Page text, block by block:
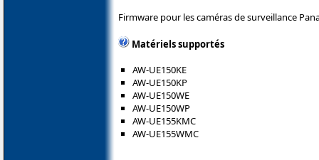
Firmware pour les caméras de surveillance
Matériels supportés
AW-UE150KE
AW-UE150KP
AW-UE150WE
AW-UE150WP
AW-UE155KMC
AW-UE155WMC